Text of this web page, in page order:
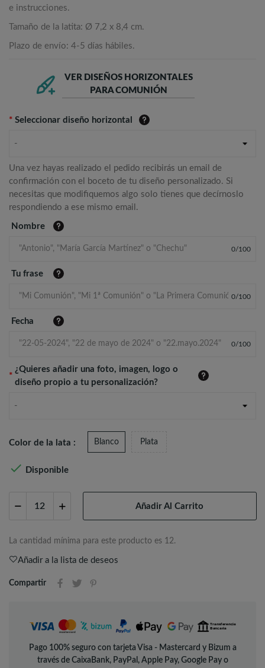
e instrucciones.
Tamaño de la latita: Ø 7,2 x 8,4 cm.
Plazo de envío: 4-5 días hábiles.
VER DISEÑOS HORIZONTALES
PARA COMUNIÓN
* Seleccionar diseño horizontal
-
Una vez hayas realizado el pedido recibirás un email de
confirmación con el boceto de tu diseño personalizado. Si
necesitas que modifiquemos algo solo tienes que decírnoslo
respondiendo a ese mismo email.
Nombre
0/100
Tu frase
0/100
Fecha
0/100
*
¿Quieres añadir una foto, imagen, logo o
diseño propio a tu personalización?
-
Color de la lata : Blanco Plata
 Disponible
Añadir Al Carrito
La cantidad mínima para este producto es 12.
Añadir a la lista de deseos
Compartir
Pago 100% seguro con tarjeta Visa - Mastercard y Bizum a
través de CaixaBank, PayPal, Apple Pay, Google Pay o